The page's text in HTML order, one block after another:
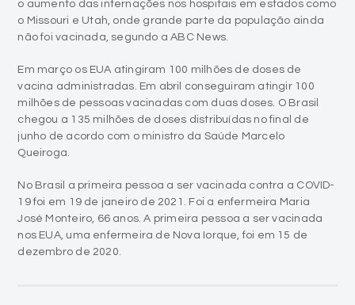
o aumento das internações nos hospitais em estados como
o Missouri e Utah, onde grande parte da população ainda
não foi vacinada, segundo a ABC News.
Em março os EUA atingiram 100 milhões de doses de
vacina administradas. Em abril conseguiram atingir 100
milhões de pessoas vacinadas com duas doses. O Brasil
chegou a 135 milhões de doses distribuídas no final de
junho de acordo com o ministro da Saúde Marcelo
Queiroga.
No Brasil a primeira pessoa a ser vacinada contra a COVID-
19 foi em 19 de janeiro de 2021. Foi a enfermeira Maria
José Monteiro, 66 anos. A primeira pessoa a ser vacinada
nos EUA, uma enfermeira de Nova Iorque, foi em 15 de
dezembro de 2020.